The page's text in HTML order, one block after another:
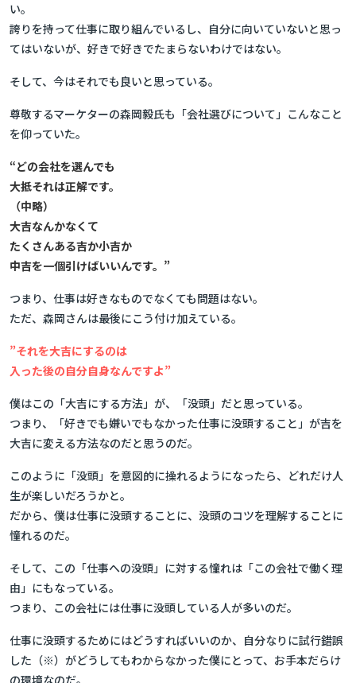
い。
誇りを持って仕事に取り組んでいるし、自分に向いていないと思っ
てはいないが、好きで好きでたまらないわけではない。
そして、今はそれでも良いと思っている。
尊敬するマーケターの森岡毅氏も「会社選びについて」こんなこと
を仰っていた。
“どの会社を選んでも
大抵それは正解です。
（中略）
大吉なんかなくて
たくさんある吉か小吉か
中吉を一個引けばいいんです。”
つまり、仕事は好きなものでなくても問題はない。
ただ、森岡さんは最後にこう付け加えている。
”それを大吉にするのは
入った後の自分自身なんですよ”
僕はこの「大吉にする方法」が、「没頭」だと思っている。
つまり、「好きでも嫌いでもなかった仕事に没頭すること」が吉を
大吉に変える方法なのだと思うのだ。
このように「没頭」を意図的に操れるようになったら、どれだけ人
生が楽しいだろうかと。
だから、僕は仕事に没頭することに、没頭のコツを理解することに
憧れるのだ。
そして、この「仕事への没頭」に対する憧れは「この会社で働く理
由」にもなっている。
つまり、この会社には仕事に没頭している人が多いのだ。
仕事に没頭するためにはどうすればいいのか、自分なりに試行錯誤
した（※）がどうしてもわからなかった僕にとって、お手本だらけ
の環境なのだ。